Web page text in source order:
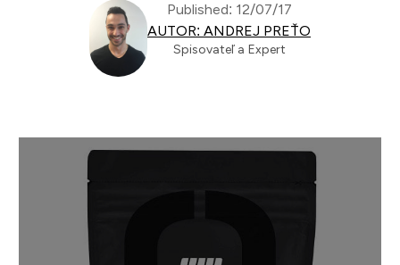
Published: 12/07/17
AUTOR: ANDREJ PREŤO
Spisovateľ a Expert